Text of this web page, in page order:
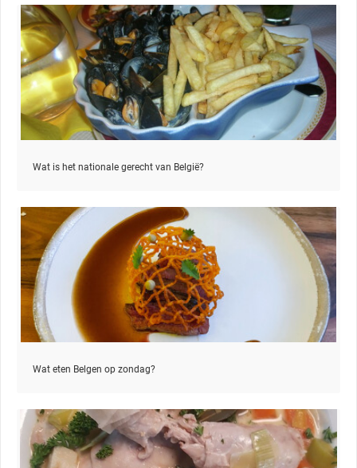
Wat is het nationale gerecht van België?
Wat eten Belgen op zondag?